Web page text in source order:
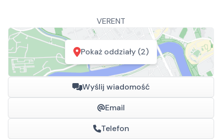
VERENT
Pokaż oddziały (2)
Wyślij wiadomość
Email
Telefon